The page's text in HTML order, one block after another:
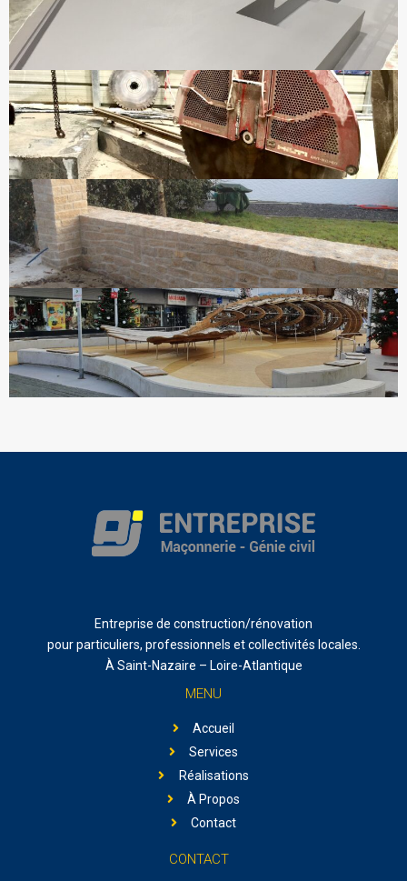
Entreprise de construction/rénovation
pour particuliers, professionnels et collectivités locales.
À Saint-Nazaire – Loire-Atlantique
MENU
Accueil
Services
Réalisations
À Propos
Contact
CONTACT